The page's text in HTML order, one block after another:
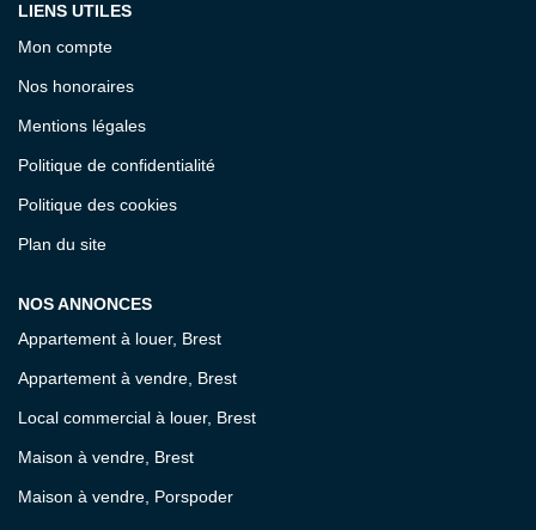
LIENS UTILES
Mon compte
Nos honoraires
Mentions légales
Politique de confidentialité
Politique des cookies
Plan du site
NOS ANNONCES
Appartement à louer, Brest
Appartement à vendre, Brest
Local commercial à louer, Brest
Maison à vendre, Brest
Maison à vendre, Porspoder